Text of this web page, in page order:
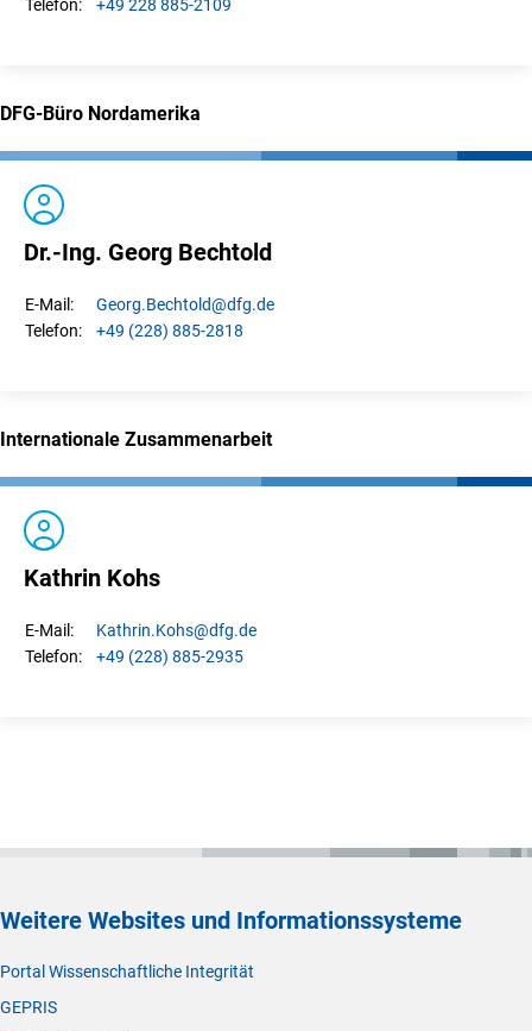
Telefon:
+49 228 885-2109
DFG-Büro Nordamerika
Dr.-Ing. Georg Bechtold
E-Mail: Georg.Bechtold@dfg.de
Telefon:
+49 (228) 885-2818
Internationale Zusammenarbeit
Kathrin Kohs
E-Mail: Kathrin.Kohs@dfg.de
Telefon:
+49 (228) 885-2935
Weitere Websites und Informationssysteme
Portal Wissenschaftliche Integrität
GEPRIS